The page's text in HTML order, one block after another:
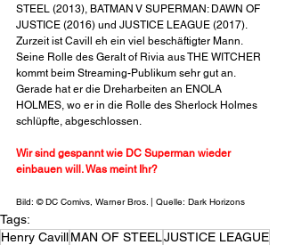
STEEL (2013), BATMAN V SUPERMAN: DAWN OF
JUSTICE (2016) und JUSTICE LEAGUE (2017).
Zurzeit ist Cavill eh ein viel beschäftigter Mann.
Seine Rolle des Geralt of Rivia aus THE WITCHER
kommt beim Streaming-Publikum sehr gut an.
Gerade hat er die Dreharbeiten an ENOLA
HOLMES, wo er in die Rolle des Sherlock Holmes
schlüpfte, abgeschlossen.
Wir sind gespannt wie DC Superman wieder
einbauen will. Was meint Ihr?
Bild: © DC Comivs, Warner Bros. | Quelle: Dark Horizons
Tags:
Henry CavillMAN OF STEELJUSTICE LEAGUE